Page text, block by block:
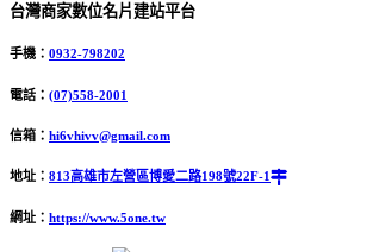
台灣商家數位名片建站平台
手機： 0932-798202
電話： (07)558-2001
信箱： hi6vhivv@gmail.com
地址： 813高雄市左營區博愛二路198號22F-1
網址： https://www.5one.tw